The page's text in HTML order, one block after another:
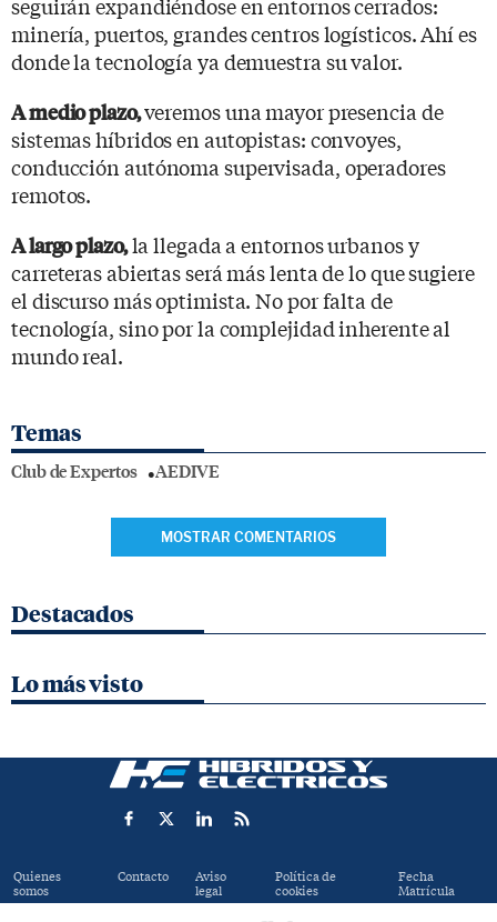
minería, puertos, grandes centros logísticos. Ahí es
donde la tecnología ya demuestra su valor.
A medio plazo,veremos una mayor presencia de
sistemas híbridos en autopistas: convoyes,
conducción autónoma supervisada, operadores
remotos.
A largo plazo,la llegada a entornos urbanos y
carreteras abiertas será más lenta de lo que sugiere
el discurso más optimista. No por falta de
tecnología, sino por la complejidad inherente al
mundo real.
Temas
Club de Expertos AEDIVE
MOSTRAR COMENTARIOS
Destacados
Lo más visto
Quienes
somos
Contacto Aviso
legal
Política de
cookies
Fecha
Matrícula